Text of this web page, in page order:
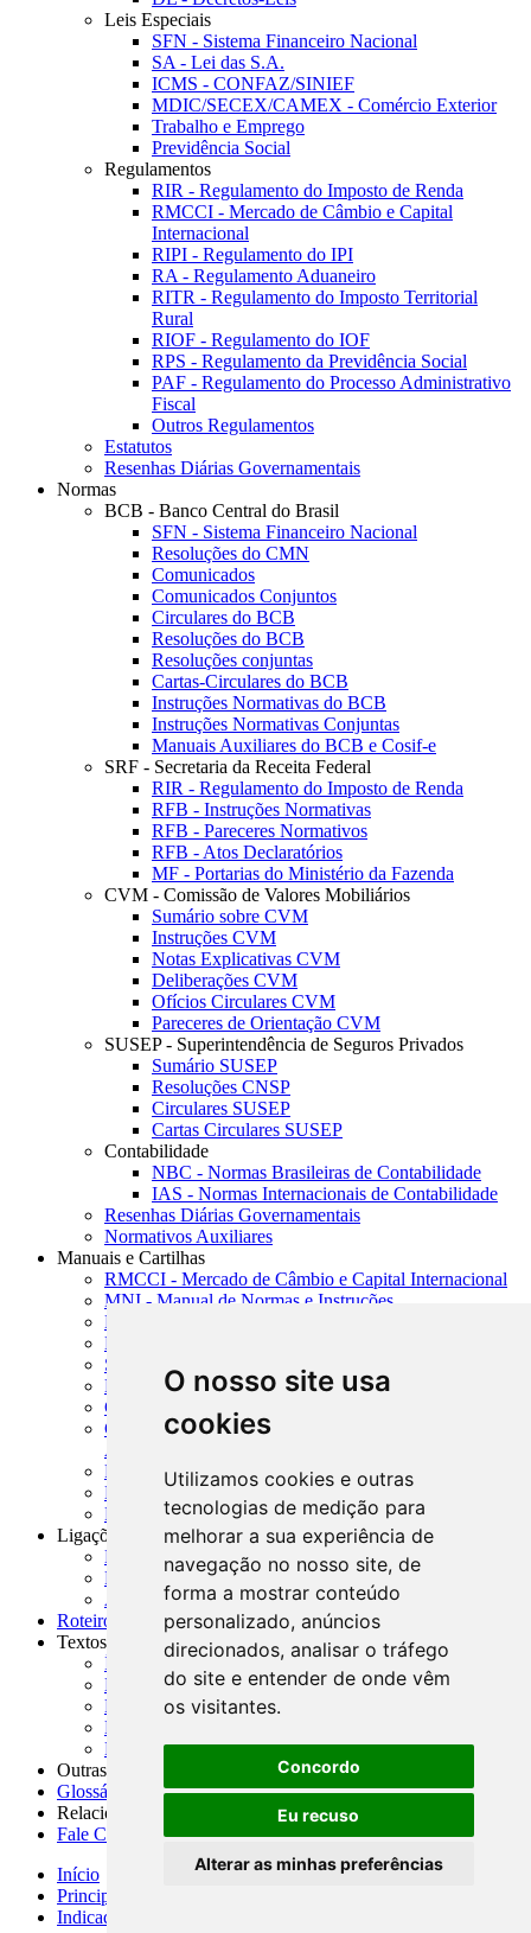
O nosso site usa
cookies
Utilizamos cookies e outras
tecnologias de medição para
melhorar a sua experiência de
navegação no nosso site, de
forma a mostrar conteúdo
personalizado, anúncios
direcionados, analisar o tráfego
do site e entender de onde vêm
os visitantes.
Concordo
Eu recuso
Alterar as minhas preferências
Leis Especiais
SFN - Sistema Financeiro Nacional
SA - Lei das S.A.
ICMS - CONFAZ/SINIEF
MDIC/SECEX/CAMEX - Comércio Exterior
Trabalho e Emprego
Previdência Social
Regulamentos
RIR - Regulamento do Imposto de Renda
RMCCI - Mercado de Câmbio e Capital
Internacional
RIPI - Regulamento do IPI
RA - Regulamento Aduaneiro
RITR - Regulamento do Imposto Territorial
Rural
RIOF - Regulamento do IOF
RPS - Regulamento da Previdência Social
PAF - Regulamento do Processo Administrativo
Fiscal
Outros Regulamentos
Estatutos
Resenhas Diárias Governamentais
Normas
BCB - Banco Central do Brasil
SFN - Sistema Financeiro Nacional
Resoluções do CMN
Comunicados
Comunicados Conjuntos
Circulares do BCB
Resoluções do BCB
Resoluções conjuntas
Cartas-Circulares do BCB
Instruções Normativas do BCB
Instruções Normativas Conjuntas
Manuais Auxiliares do BCB e Cosif-e
SRF - Secretaria da Receita Federal
RIR - Regulamento do Imposto de Renda
RFB - Instruções Normativas
RFB - Pareceres Normativos
RFB - Atos Declaratórios
MF - Portarias do Ministério da Fazenda
CVM - Comissão de Valores Mobiliários
Sumário sobre CVM
Instruções CVM
Notas Explicativas CVM
Deliberações CVM
Ofícios Circulares CVM
Pareceres de Orientação CVM
SUSEP - Superintendência de Seguros Privados
Sumário SUSEP
Resoluções CNSP
Circulares SUSEP
Cartas Circulares SUSEP
Contabilidade
NBC - Normas Brasileiras de Contabilidade
IAS - Normas Internacionais de Contabilidade
Resenhas Diárias Governamentais
Normativos Auxiliares
Manuais e Cartilhas
RMCCI - Mercado de Câmbio e Capital Internacional
MNI - Manual de Normas e Instruções
MTVM - Manual de Títulos e Valores Mobiliários
MCR - Manual de Crédito Rural
SISORF - Manual de Organização do SFN
MASUP - Manual de Supervisão Bancária
CADOC - Catálogo de Documentos
CNAE-CONCLA - Classificação Nacional de
Atividades Econômicas
PMF - Cartilhas do BCB
Manuais Auxiliares do BCB e Cosif-e
Resenhas Diárias Governamentais
Ligações Externas
Links Úteis
Presidência da República
Agências Nacionais Reguladoras
Roteiros para Estudos
Textos
Índice de Textos
Editorial
Monografias
Na Imprensa
Fórum de Discussão
Outras ferramentas
Glossário
Relacionamento
Fale Conosco
Início
Principais notícias
Indicadores